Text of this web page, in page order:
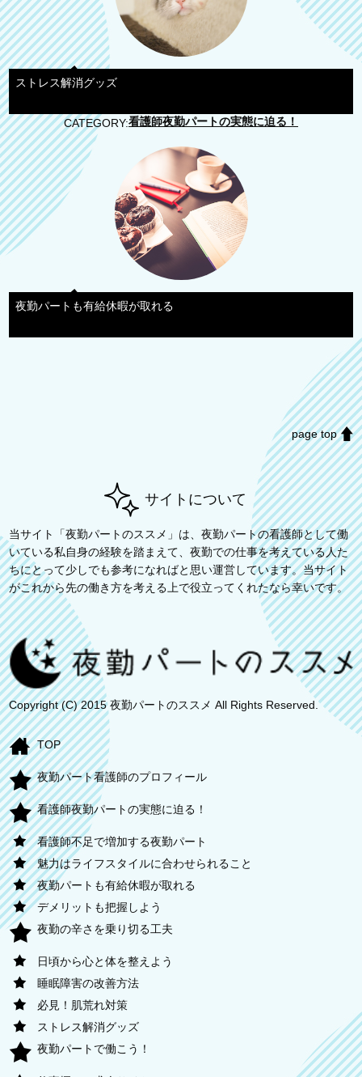
ストレス解消グッズ
CATEGORY:看護師夜勤パートの実態に迫る！
夜勤パートも有給休暇が取れる
page top
サイトについて
当サイト「夜勤パートのススメ」は、夜勤パートの看護師として働
いている私自身の経験を踏まえて、夜勤での仕事を考えている人た
ちにとって少しでも参考になればと思い運営しています。当サイト
がこれから先の働き方を考える上で役立ってくれたなら幸いです。
Copyright (C) 2015 夜勤パートのススメ All Rights Reserved.
TOP
夜勤パート看護師のプロフィール
看護師夜勤パートの実態に迫る！
看護師不足で増加する夜勤パート
魅力はライフスタイルに合わせられること
夜勤パートも有給休暇が取れる
デメリットも把握しよう
夜勤の辛さを乗り切る工夫
日頃から心と体を整えよう
睡眠障害の改善方法
必見！肌荒れ対策
ストレス解消グッズ
夜勤パートで働こう！